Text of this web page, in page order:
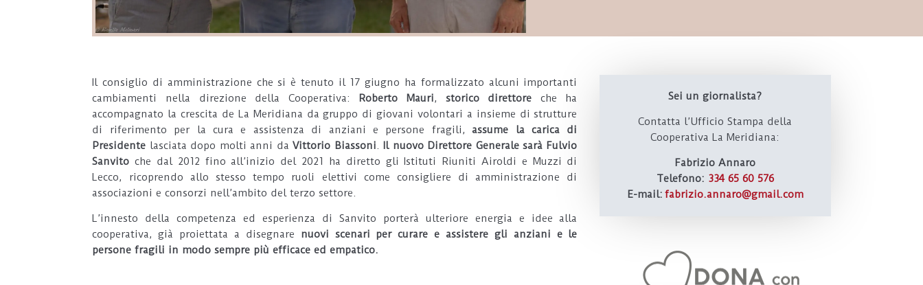
Il consiglio di amministrazione che si è tenuto il 17 giugno ha formalizzato alcuni importanti
cambiamenti nella direzione della Cooperativa: Roberto Mauri, storico direttore che ha
accompagnato la crescita de La Meridiana da gruppo di giovani volontari a insieme di strutture
di riferimento per la cura e assistenza di anziani e persone fragili,assume la carica di
Presidente lasciata dopo molti anni daVittorio Biassoni. Il nuovo Direttore Generale sarà Fulvio
Sanvito che dal 2012 fino all’inizio del 2021 ha diretto gli Istituti Riuniti Airoldi e Muzzi di
Lecco, ricoprendo allo stesso tempo ruoli elettivi come consigliere di amministrazione di
associazioni e consorzi nell’ambito del terzo settore.
L’innesto della competenza ed esperienza di Sanvito porterà ulteriore energia e idee alla
cooperativa, già proiettata a disegnare nuovi scenari per curare e assistere gli anziani e le
persone fragili in modo sempre più efficace ed empatico.
Sei un giornalista?
Contatta l’Ufficio Stampa della
Cooperativa La Meridiana:
Fabrizio Annaro
Telefono: 334 65 60 576
E-mail: fabrizio.annaro@gmail.com